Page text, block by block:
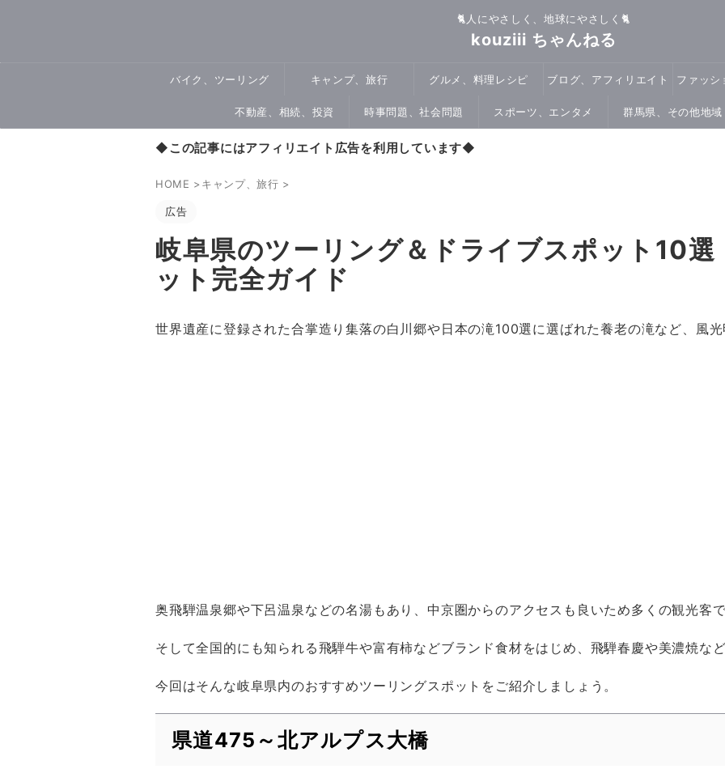
🐈人にやさしく、地球にやさしく🐈
kouziii ちゃんねる
バイク、ツーリング キャンプ、旅行 グルメ、料理レシピ ブログ、アフィリエイト ファッシ
不動産、相続、投資 時事問題、社会問題 スポーツ、エンタメ 群馬県、その他地域
◆この記事にはアフィリエイト広告を利用しています◆
HOME >キャンプ、旅行 >
広告
岐阜県のツーリング＆ドライブスポット10選
ット完全ガイド
世界遺産に登録された合掌造り集落の白川郷や日本の滝100選に選ばれた養老の滝など、風
奥飛騨温泉郷や下呂温泉などの名湯もあり、中京圏からのアクセスも良いため多くの観光客で
そして全国的にも知られる飛騨牛や富有柿などブランド食材をはじめ、飛騨春慶や美濃焼な
今回はそんな岐阜県内のおすすめツーリングスポットをご紹介しましょう。
県道475～北アルプス大橋